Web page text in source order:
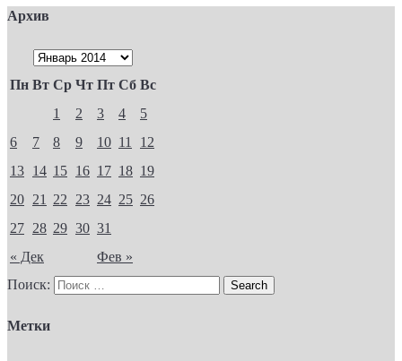
Архив
Пн Вт Ср Чт Пт Сб Вс
« Дек Фев »
1 2 3 4
5
6
7 8 9 10 11
12
13 14 15 16 17 18 19
20 21 22 23 24 25 26
27 28 29 30 31
Поиск:
Метки